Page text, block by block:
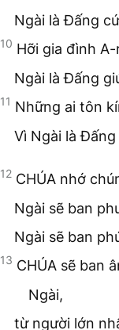
Ngài là Đấng
10 Hỡi gia đình
Ngài là Đấng
11 Những ai tôn
Vì Ngài là
12 CHÚA nhớ
Ngài sẽ ban
Ngài sẽ ban
13 CHÚA sẽ ban
Ngài,
từ người lớn